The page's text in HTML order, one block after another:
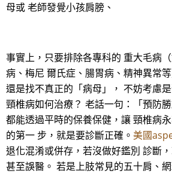
母或 老師發覺小孩肩膀、
事實上，只要排除各專科的 重大毛病
病、梅尼 爾氏症、腸胃病、精神異常
還是找不真正的「病母」， 不妨考慮
頸椎病如何治療？ 老話一句：「預防
都能透過平時的保養保健，讓 頸椎病
的第一 步，就是要診斷正確。 美國
退化混淆或併存，若沒做好鑑別 診斷
甚至誤醫。 若是上肢常見的五十肩、